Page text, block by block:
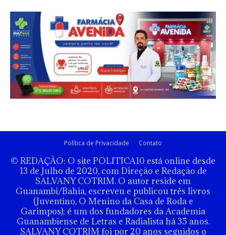
Política de Privacidade Contato
© REDAÇÃO: O site POLITICA10 está online desde
13 de Julho de 2020, com Direção e Redação de
SALVANY COTRIM. O autor reside em
Guanambi/Bahia, escreveu e publicou três livros
(Juventino, O Menino da Casa de Roda e
Garimpos); é um dos fundadores da Academia
Guanambiense de Letras e Radialista há 35 anos.
SALVANY COTRIM foi por 20 anos seguidos o